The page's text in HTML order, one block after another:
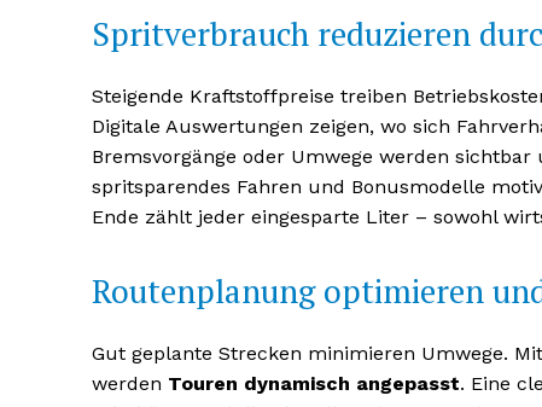
NEWSLETTER
Spritverbrauch reduzieren
Steigende Kraftstoffpreise treiben
Digitale Auswertungen zeigen, wo sich
Bremsvorgänge oder Umwege werden
spritsparendes Fahren und Bonusmodelle
Ende zählt jeder eingesparte Liter – sowohl
Routenplanung optimieren
Gut geplante Strecken minimieren Umwege.
werden Touren dynamisch angepasst. Eine